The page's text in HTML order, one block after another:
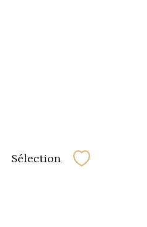
Sélection Sélectionner